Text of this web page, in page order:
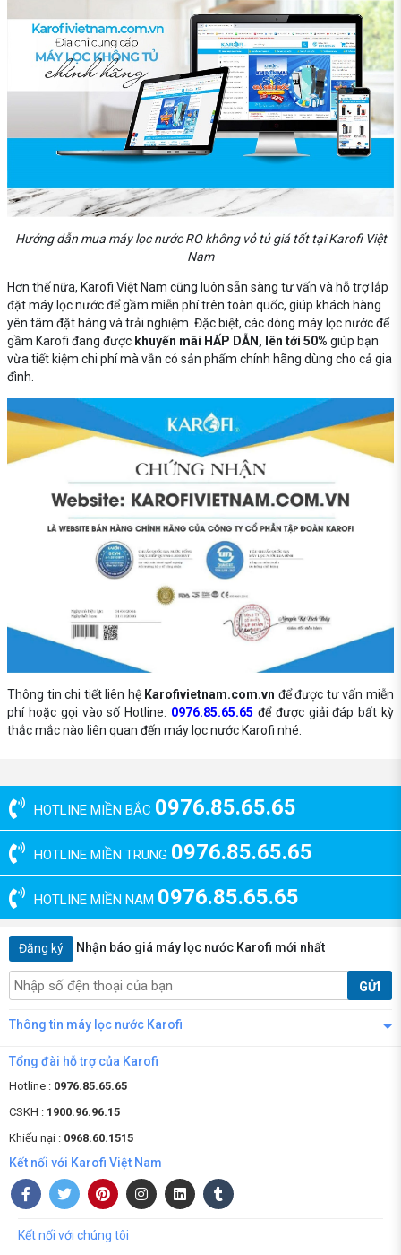
Hướng dẫn mua máy lọc nước RO không vỏ tủ giá tốt tại Karofi Việt
Nam
Hơn thế nữa, Karofi Việt Nam cũng luôn sẵn sàng tư vấn và hỗ trợ lắp
đặt máy lọc nước để gầm miễn phí trên toàn quốc, giúp khách hàng
yên tâm đặt hàng và trải nghiệm. Đặc biệt, các dòng máy lọc nước để
gầm Karofi đang được khuyến mãi HẤP DẪN, lên tới 50% giúp bạn
vừa tiết kiệm chi phí mà vẫn có sản phẩm chính hãng dùng cho cả gia
đình.
Thông tin chi tiết liên hệ Karofivietnam.com.vn để được tư vấn miễn
phí hoặc gọi vào số Hotline: 0976.85.65.65 để được giải đáp bất kỳ
thắc mắc nào liên quan đến máy lọc nước Karofi nhé.
HOTLINE MIỀN BẮC 0976.85.65.65
HOTLINE MIỀN TRUNG 0976.85.65.65
HOTLINE MIỀN NAM 0976.85.65.65
Đăng ký Nhận báo giá máy lọc nước Karofi mới nhất
GỬI
Thông tin máy lọc nước Karofi
Tổng đài hỗ trợ của Karofi
Hotline : 0976.85.65.65
CSKH : 1900.96.96.15
Khiếu nại : 0968.60.1515
Kết nối với Karofi Việt Nam
Kết nối với chúng tôi